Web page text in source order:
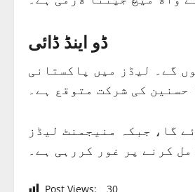
ڈو اینڈ ڈائی
گے۔ لیڈز میں پاکستانی
کی شرکت متوقع ہے۔
گا، جبکہ منیجمنٹ لیڈز
کرنے پر غور کررہی ہے۔
Post Views: 30